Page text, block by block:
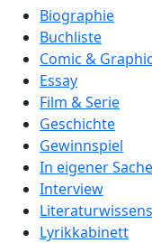
Biographie
Buchliste
Comic &
Essay
Film & Serie
Geschichte
Gewinnspiel
In eigener Sache
Interview
Lyrikkabinett